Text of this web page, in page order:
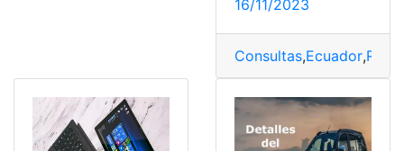
16/11/2023
Consultas,Ecuador,